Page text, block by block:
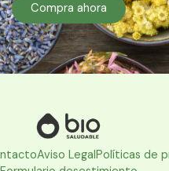
Compra ahora
Aviso LegalPolíticas de